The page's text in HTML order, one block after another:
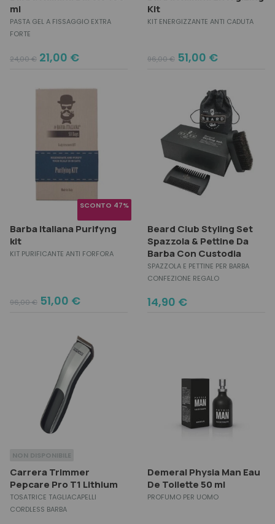
ml
PASTA GEL A FISSAGGIO EXTRA
FORTE
24,00€
Original
24,00 €.
21,00 €
Current
21,00 €.
Kit
KIT ENERGIZZANTE ANTI CADUTA
96,00€
Original
51,00 €
Current
SCONTO 47%
Barba Italiana Purifyng
kit
KIT PURIFICANTE ANTI FORFORA
96,00€
Original
51,00 €
Current
Beard Club Styling Set
Spazzola & Pettine Da
Barba Con Custodia
SPAZZOLA E PETTINE PER BARBA
CONFEZIONE REGALO
14,90 €
NON DISPONIBILE
Carrera Trimmer
Pepcare Pro T1 Lithium
TOSATRICE TAGLIACAPELLI
CORDLESS BARBA
Demeral Physia Man Eau
De Toilette 50 ml
PROFUMO PER UOMO